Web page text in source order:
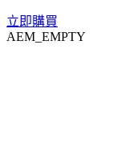
立即購買
AEM_EMPTY